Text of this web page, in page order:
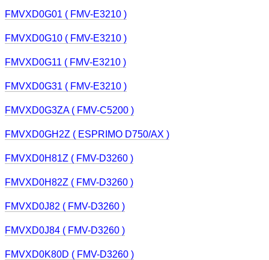
FMVXD0G01 ( FMV-E3210 )
FMVXD0G10 ( FMV-E3210 )
FMVXD0G11 ( FMV-E3210 )
FMVXD0G31 ( FMV-E3210 )
FMVXD0G3ZA ( FMV-C5200 )
FMVXD0GH2Z ( ESPRIMO D750/AX )
FMVXD0H81Z ( FMV-D3260 )
FMVXD0H82Z ( FMV-D3260 )
FMVXD0J82 ( FMV-D3260 )
FMVXD0J84 ( FMV-D3260 )
FMVXD0K80D ( FMV-D3260 )